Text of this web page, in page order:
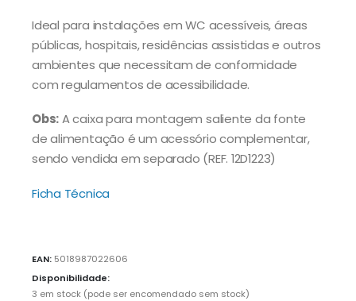
Ideal para instalações em WC acessíveis, áreas
públicas, hospitais, residências assistidas e outros
ambientes que necessitam de conformidade
com regulamentos de acessibilidade.
Obs:A caixa para montagem saliente da fonte
de alimentação é um acessório complementar,
sendo vendida em separado (REF. 12D1223)
Ficha Técnica
EAN: 5018987022606
Disponibilidade:
3 em stock (pode ser encomendado sem stock)